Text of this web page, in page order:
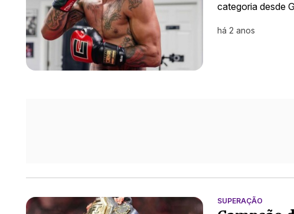
categoria desde
há 2 anos
SUPERAÇÃO